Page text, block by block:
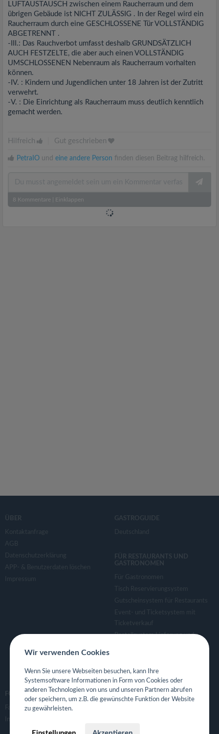
LUFTAUSTAUSCH zwischen einem Raucherraum und dem
übrigen Gebäude ist NICHT ZULÄSSIG . In der Regel wird ein
Raucherraum durch eine GESCHLOSSENE Tür VOLLSTÄNDIG
ABGETRENNT .
-III.: Das Rauchverbot umfasst deshalb GRUNDSÄTZLICH
AUCH FESTZELTE, die aber auch einen VOLLSTÄNDIG
UMSCHLOSSENEN Nebenraum als Raucherraum vorhalten
können.
-IV. : Kindern und Jugendlichen unter 18 Jahren ist der Zutritt
verwehrt.
-V. : Die Einrichtung als Raucherraum muss deutlich kenntlich
gemacht werden.
Hilfreich Gut geschrieben
PetraIO und eine andere Person finden diesen Beitrag hilfreich.
8 Kommentare Einklappen
ÜBER
Kontaktanfrage
AGB
Datenschutzerklärung
APP- & Benutzerdaten löschen
Impressum
GASTROGUIDE
Deutschland
FÜR RESTAURANTS UND
GASTRONOMEN
Für Gastronomen
Tisch Reservierungsystem
Gutscheinsystem für Restaurants
Event- und Ticketsystem mit
Ticketverkauf
Bestellsystem Lieferung und
Eigene App für Restaurant
FOLGE UNS
Facebook
Instagram
Wir verwenden Cookies
Wenn Sie unsere Webseiten besuchen, kann Ihre
Systemsoftware Informationen in Form von Cookies oder
anderen Technologien von uns und unseren Partnern abrufen
oder speichern, um z.B. die gewünschte Funktion der Website
zu gewährleisten.